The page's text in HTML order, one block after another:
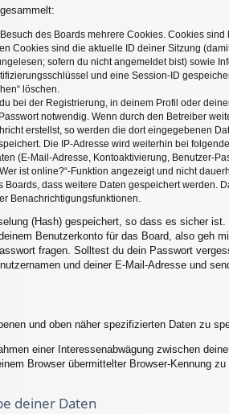
des Boards mehrere Cookies. Cookies
Cookies sind die aktuelle ID deiner Sitzung
sofern du nicht angemeldet bist) sowie
und eine Session-ID
löschen.
bei der Registrierung, in deinem Profil oder
notwendig. Wenn durch den Betreiber
erstellst, so werden die dort eingegebenen
Die IP-Adresse wird weiterhin bei
(E-Mail-Adresse, Kontoaktivierung, Benutzer-
ist online?“-Funktion angezeigt und nicht
dass weitere Daten gespeichert werden.
Benachrichtigungsfunktionen.
(Hash) gespeichert, so dass es sicher
Benutzerkonto für das Board, also geh
fragen. Solltest du dein Passwort
und deiner E-Mail-Adresse und
und oben näher spezifizierten Daten zu
einer Interessenabwägung zwischen
Browser übermittelter Browser-Kennung
deiner Daten